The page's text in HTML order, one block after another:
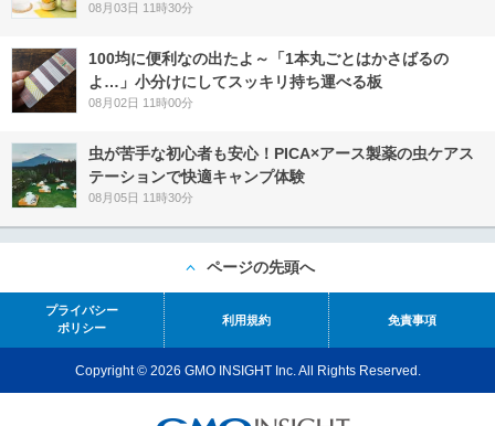
08月03日 11時30分
100均に便利なの出たよ～「1本丸ごとはかさばるの
よ…」小分けにしてスッキリ持ち運べる板
08月02日 11時00分
虫が苦手な初心者も安心！PICA×アース製薬の虫ケアス
テーションで快適キャンプ体験
08月05日 11時30分
ページの先頭へ
プライバシー
ポリシー
利用規約 免責事項
Copyright © 2026 GMO INSIGHT Inc. All Rights Reserved.